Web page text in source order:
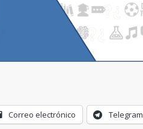
Correo electrónico Telegram